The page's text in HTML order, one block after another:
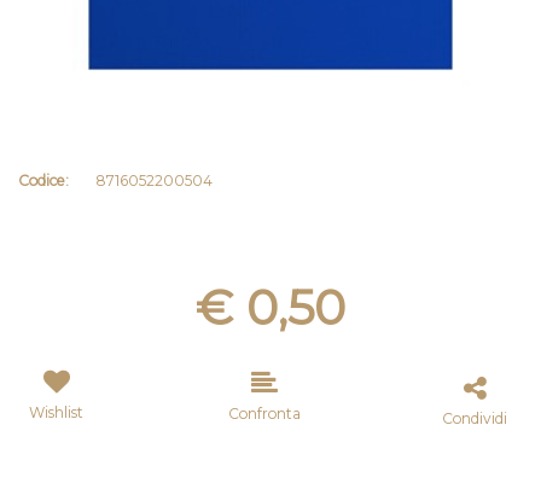
Codice: 8716052200504
€ 0,50
Wishlist Confronta Condividi